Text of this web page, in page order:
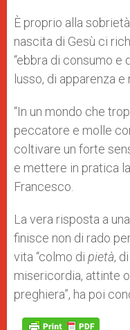
È proprio alla
nascita di Gesù ci
“ebbra di consumo e
lusso, di apparenza e
“In un mondo che
peccatore e molle
coltivare un forte
e mettere in pratica
Francesco.
La vera risposta a
finisce non di rado
vita “colmo di pietà,
misericordia, attinte
preghiera”, ha poi